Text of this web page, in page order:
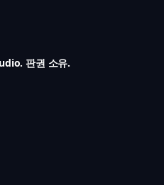
판권 소유.